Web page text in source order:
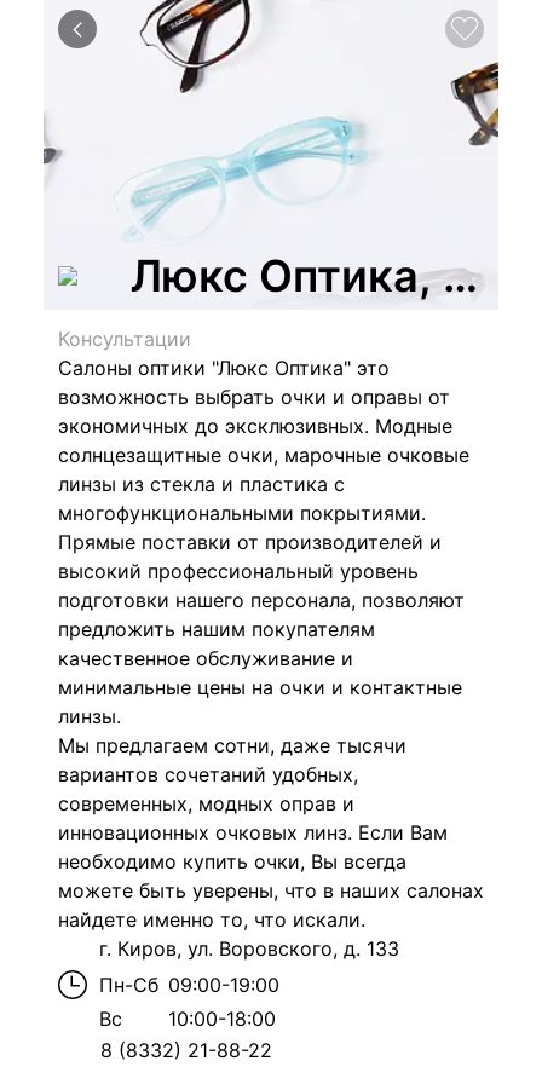
Люкс Оптика,
Консультации
Салоны оптики "Люкс Оптика" это
возможность выбрать очки и оправы от
экономичных до эксклюзивных. Модные
солнцезащитные очки, марочные очковые
линзы из стекла и пластика с
многофункциональными покрытиями.
Прямые поставки от производителей и
высокий профессиональный уровень
подготовки нашего персонала, позволяют
предложить нашим покупателям
качественное обслуживание и
минимальные цены на очки и контактные
линзы.
Мы предлагаем сотни, даже тысячи
вариантов сочетаний удобных,
современных, модных оправ и
инновационных очковых линз. Если Вам
необходимо купить очки, Вы всегда
можете быть уверены, что в наших салонах
найдете именно то, что искали.
г. Киров, ул. Воровского, д. 133
Пн-Сб 09:00-19:00
Вс
10:00-18:00
8 (8332) 21-88-22